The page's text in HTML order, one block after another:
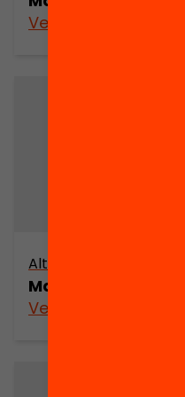
Veure’n més
Altres arxius
Mapa cultural de
Veure’n més